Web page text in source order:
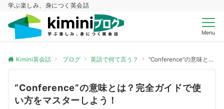
学ぶ楽しみ、身につく英会話
Menu
Kimini英会話 ブログ 英語で何て言う？ “Conference”の意味とは？完全ガイドで使い方をマスターしよう！
“Conference”の意味とは？完全ガイドで使
い方をマスターしよう！